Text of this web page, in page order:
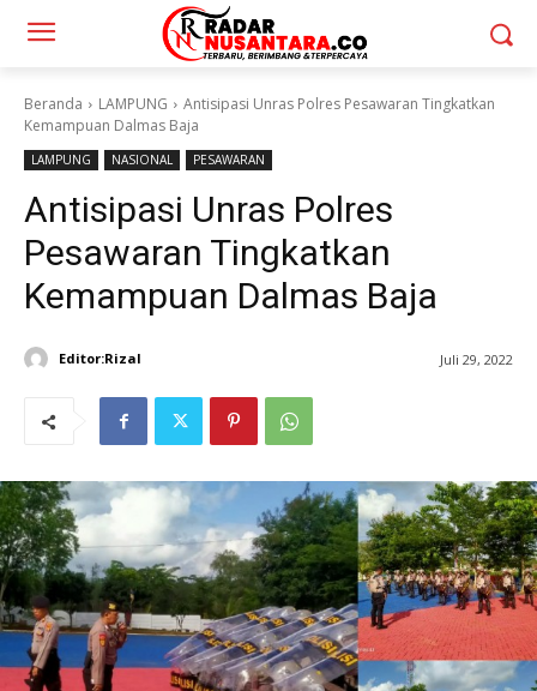
Beranda LAMPUNG
Antisipasi Unras Polres Pesawaran Tingkatkan
Kemampuan Dalmas Baja
LAMPUNG NASIONAL PESAWARAN
Antisipasi Unras Polres
Pesawaran Tingkatkan
Kemampuan Dalmas Baja
Editor:Rizal Juli 29, 2022